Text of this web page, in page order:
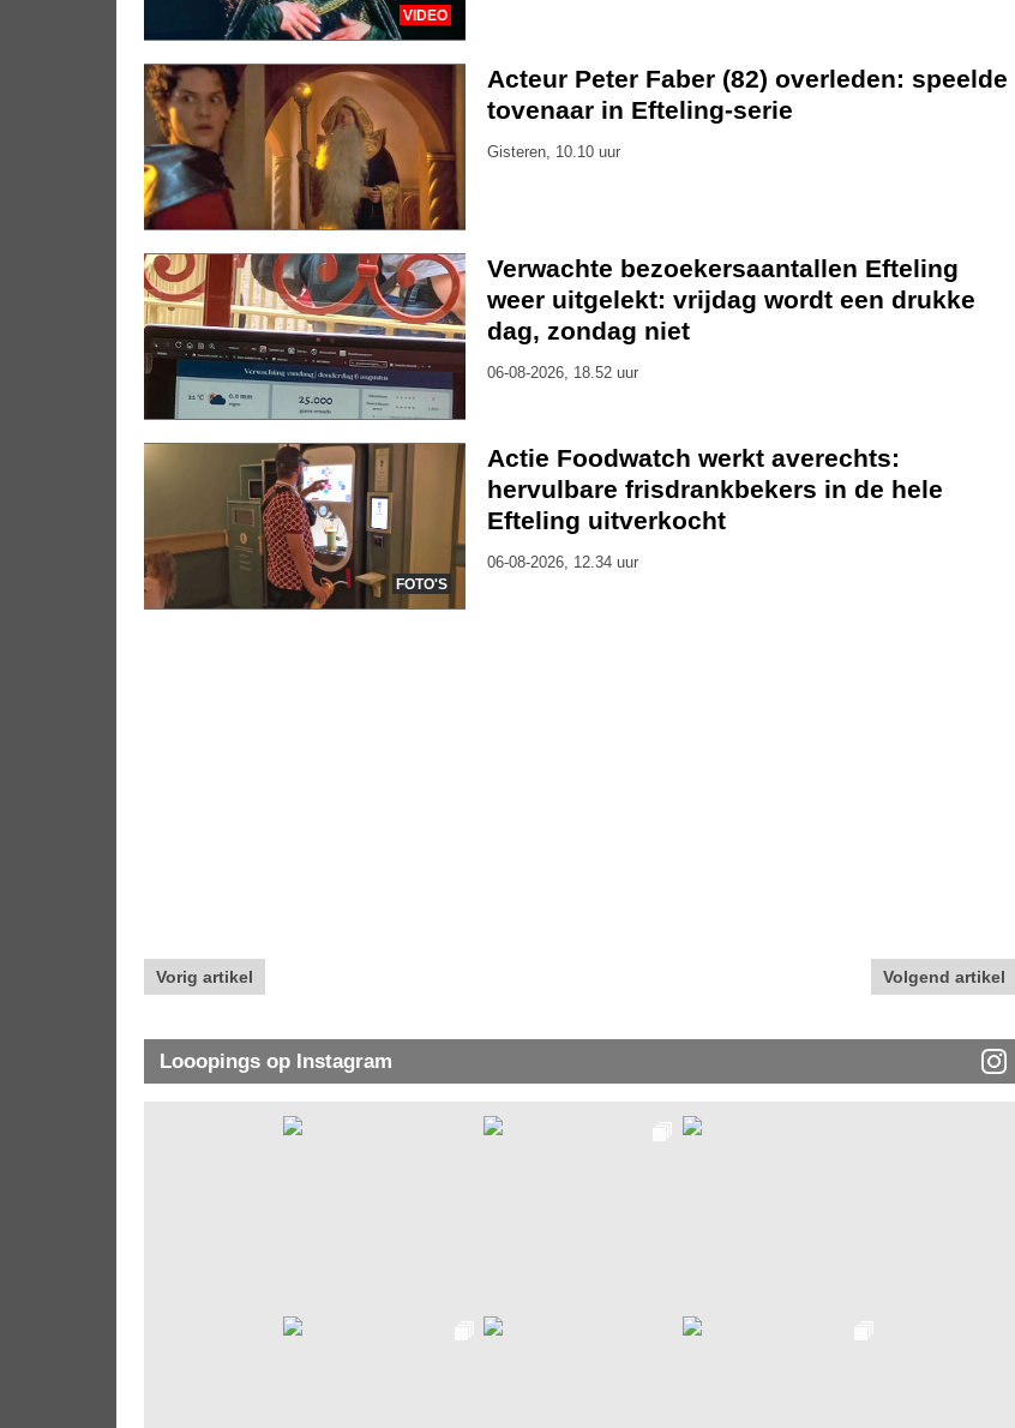
VIDEO
Acteur Peter Faber (82) overleden: speelde
tovenaar in Efteling-serie
Gisteren, 10.10 uur
Verwachte bezoekersaantallen Efteling
weer uitgelekt: vrijdag wordt een drukke
dag, zondag niet
06-08-2026, 18.52 uur
FOTO'S
Actie Foodwatch werkt averechts:
hervulbare frisdrankbekers in de hele
Efteling uitverkocht
06-08-2026, 12.34 uur
Vorig artikel Volgend artikel
Looopings op Instagram